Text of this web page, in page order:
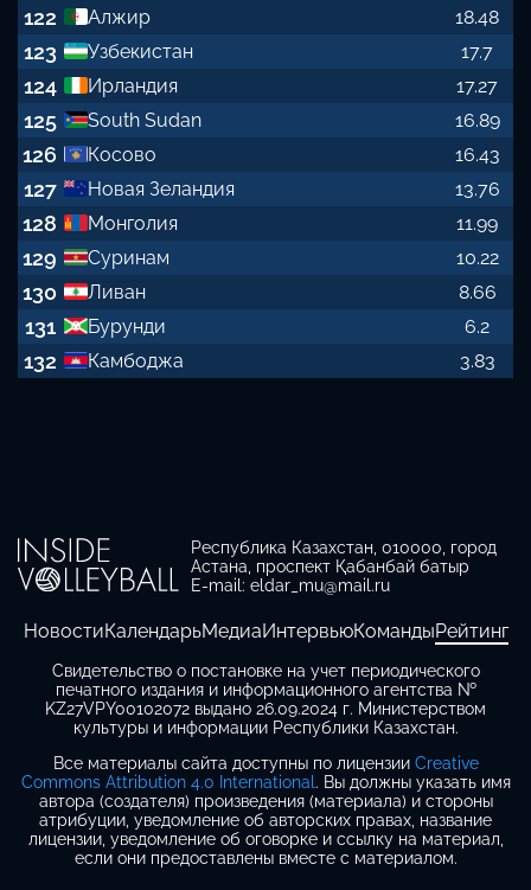
122 Алжир 18.48
123 Узбекистан 17.7
124 Ирландия 17.27
125 South Sudan 16.89
126 Косово 16.43
127 Новая Зеландия 13.76
128 Монголия 11.99
129 Суринам 10.22
130 Ливан 8.66
131 Бурунди 6.2
132 Камбоджа 3.83
Республика Казахстан, 010000, город
Астана, проспект Қабанбай батыр
E-mail: eldar_mu@mail.ru
НовостиКалендарьМедиаИнтервьюКомандыРейтинг
Свидетельство о постановке на учет периодического
печатного издания и информационного агентства №
KZ27VPY00102072 выдано 26.09.2024 г. Министерством
культуры и информации Республики Казахстан.
Все материалы сайта доступны по лицензии Creative
Commons Attribution 4.0 International . Вы должны указать имя
автора (создателя) произведения (материала) и стороны
атрибуции, уведомление об авторских правах, название
лицензии, уведомление об оговорке и ссылку на материал,
если они предоставлены вместе с материалом.